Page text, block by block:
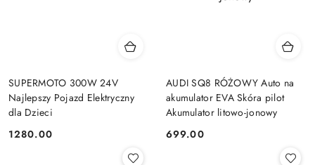
SUPERMOTO 300W 24V
Najlepszy Pojazd Elektryczny
dla Dzieci
Cena:
1280.00
AUDI SQ8 RÓŻOWY Auto na
akumulator EVA Skóra pilot
Akumulator litowo-jonowy
Cena:
699.00